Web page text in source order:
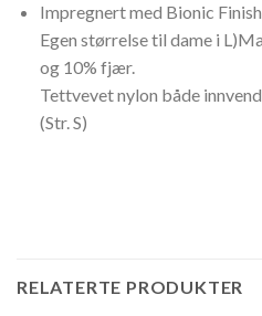
Impregnert med Bionic
Egen størrelse til dame i
og 10% fjær.
Tettvevet nylon både
(Str. S)
RELATERTE PRODUKTER